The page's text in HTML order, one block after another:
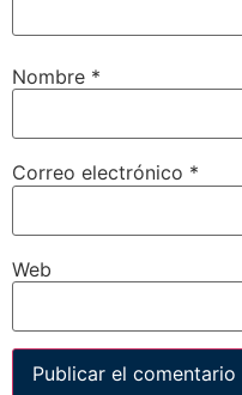
Nombre *
Correo electrónico *
Web